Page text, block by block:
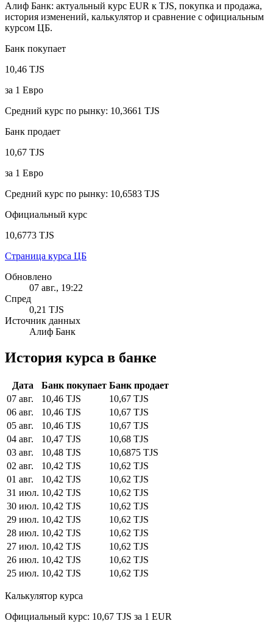
Алиф Банк: актуальный курс EUR к TJS, покупка и продажа,
история изменений, калькулятор и сравнение с официальным
курсом ЦБ.
Банк покупает
10,46 TJS
за 1 Евро
Средний курс по рынку: 10,3661 TJS
Банк продает
10,67 TJS
за 1 Евро
Средний курс по рынку: 10,6583 TJS
Официальный курс
10,6773 TJS
Страница курса ЦБ
Обновлено
07 авг., 19:22
Спред
0,21 TJS
Источник данных
Алиф Банк
История курса в банке
Дата Банк покупает Банк продает
07 авг.
10,46 TJS
10,67 TJS
06 авг.
10,46 TJS
10,67 TJS
05 авг.
10,46 TJS
10,67 TJS
04 авг.
10,47 TJS
10,68 TJS
03 авг.
10,48 TJS
10,6875 TJS
02 авг.
10,42 TJS
10,62 TJS
01 авг.
10,42 TJS
10,62 TJS
31 июл. 10,42 TJS
10,62 TJS
30 июл. 10,42 TJS
10,62 TJS
29 июл. 10,42 TJS
10,62 TJS
28 июл. 10,42 TJS
10,62 TJS
27 июл. 10,42 TJS
10,62 TJS
26 июл. 10,42 TJS
10,62 TJS
25 июл. 10,42 TJS 10,62 TJS
Калькулятор курса
Официальный курс: 10,67 TJS за 1 EUR